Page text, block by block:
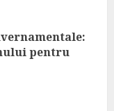
pentru